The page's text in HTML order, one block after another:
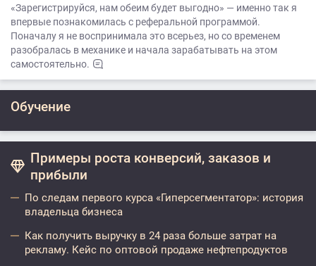
«Зарегистрируйся, нам обеим будет выгодно» — именно так я
впервые познакомилась с реферальной программой.
Поначалу я не воспринимала это всерьез, но со временем
разобралась в механике и начала зарабатывать на этом
самостоятельно.
Обучение
Примеры роста конверсий, заказов и
прибыли
По следам первого курса «Гиперсегментатор»: история
владельца бизнеса
Как получить выручку в 24 раза больше затрат на
рекламу. Кейс по оптовой продаже нефтепродуктов